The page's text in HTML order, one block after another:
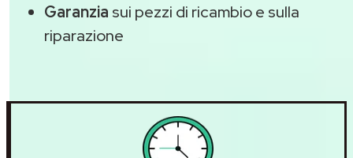
Garanzia sui pezzi di ricambio e sulla
riparazione